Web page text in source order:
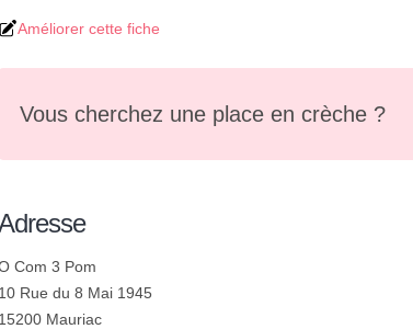
Améliorer cette fiche
Vous cherchez une place en crèche ?
Com 3 Pom
10 Rue du 8 Mai 1945
15200 Mauriac